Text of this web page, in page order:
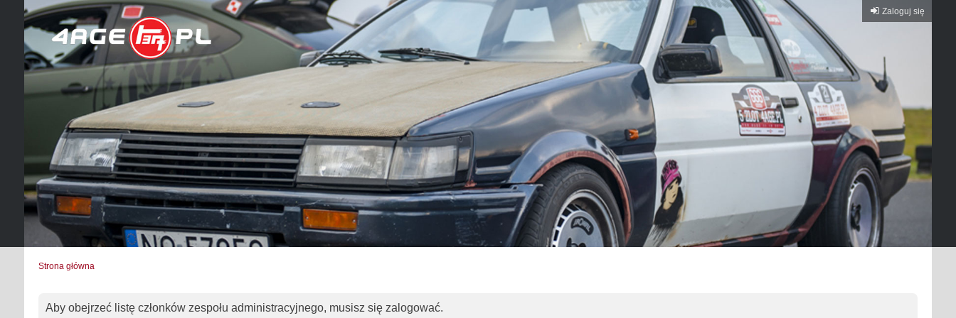
Zaloguj się
Strona główna
Aby obejrzeć listę członków zespołu administracyjnego, musisz się zalogować.